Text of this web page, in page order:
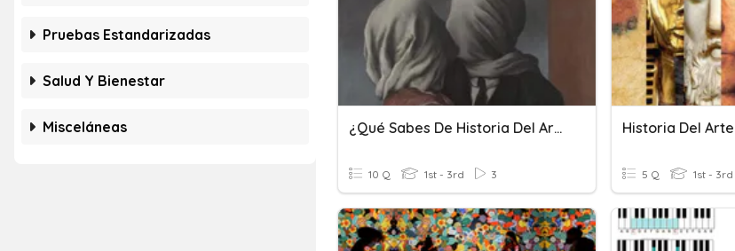
Pruebas Estandarizadas
Salud Y Bienestar
Misceláneas ¿Qué Sabes De Historia Del Arte?
10 Q 1st - 3rd 3
Historia Del Arte
5 Q 1st - 3rd